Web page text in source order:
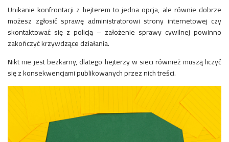
Unikanie konfrontacji z hejterem to jedna opcja, ale równie dobrze
możesz zgłosić sprawę administratorowi strony internetowej czy
skontaktować się z policją – założenie sprawy cywilnej powinno
zakończyć krzywdzące działania.
Nikt nie jest bezkarny, dlatego hejterzy w sieci również muszą liczyć
się z konsekwencjami publikowanych przez nich treści.